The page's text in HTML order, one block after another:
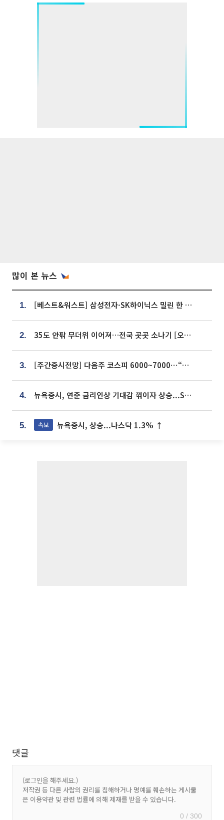
많이 본 뉴스
1. [베스트&워스트] 삼성전자·SK하이닉스 밀린 한 주…상상인증권은 85% 급등
2. 35도 안팎 무더위 이어져…전국 곳곳 소나기 [오늘 날씨]
3. [주간증시전망] 다음주 코스피 6000~7000⋯“外人 수급은 정책이 변수”
4. 뉴욕증시, 연준 금리인상 기대감 꺾이자 상승...S&P500 사상 최고치 [종합]
5. 속보 뉴욕증시, 상승...나스닥 1.3% ↑
댓글
0 / 300